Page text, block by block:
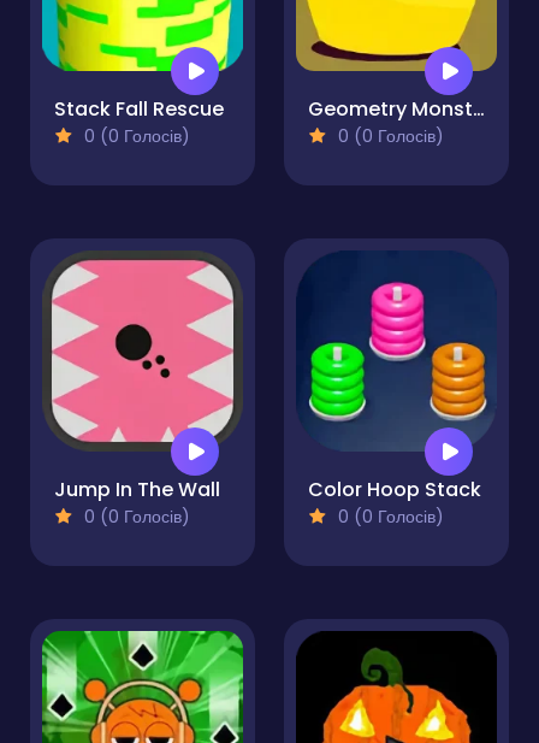
Stack Fall Rescue
0 (0 Голосів)
Geometry Monster
0 (0 Голосів)
Jump In The Wall
0 (0 Голосів)
Color Hoop Stack
0 (0 Голосів)